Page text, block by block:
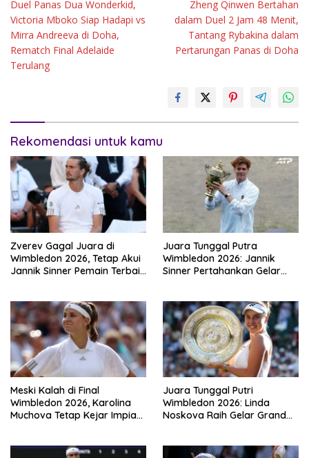
pos
Duel Panas Dua Wonderkid,
Victoria Mboko Siap Hadapi vs
Mirra Andreeva di Doha,
Rematch Final Adelaide
Terulang
Zheng Qinwen Bertahan
dalam Duel 2 Jam 48 Menit,
Tantang Rybakina dalam
Pertarungan Panas di Doha
Rekomendasi untuk kamu
Zverev Gagal Juara di
Wimbledon 2026, Tetap Akui
Jannik Sinner Pemain Terbaik
Juara Tunggal Putra
Wimbledon 2026: Jannik
Sinner Pertahankan Gelar
Meski Kalah di Final
Wimbledon 2026, Karolina
Muchova Tetap Kejar Impian
Juara Tunggal Putri
Wimbledon 2026: Linda
Noskova Raih Gelar Grand